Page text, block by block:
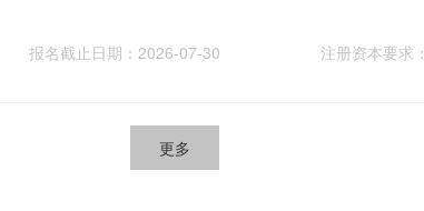
报名截止日期：2026-07-30 注册资本要求
更多